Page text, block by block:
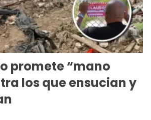
promete “mano
los que ensucian y